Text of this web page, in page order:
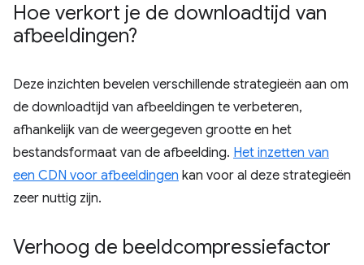
Hoe verkort je de downloadtijd van
afbeeldingen?
Deze inzichten bevelen verschillende strategieën aan om
de downloadtijd van afbeeldingen te verbeteren,
afhankelijk van de weergegeven grootte en het
bestandsformaat van de afbeelding. Het inzetten van
een CDN voor afbeeldingen kan voor al deze strategieën
zeer nuttig zijn.
Verhoog de beeldcompressiefactor